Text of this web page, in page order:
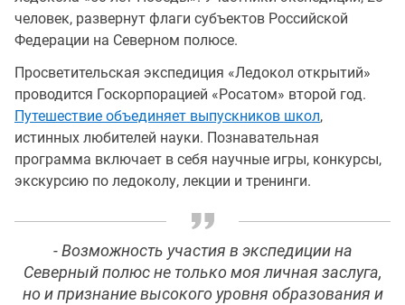
человек, развернут флаги субъектов Российской
Федерации на Северном полюсе.
Просветительская экспедиция «Ледокол открытий»
проводится Госкорпорацией «Росатом» второй год.
Путешествие объединяет выпускников школ,
истинных любителей науки. Познавательная
программа включает в себя научные игры, конкурсы,
экскурсию по ледоколу, лекции и тренинги.
- Возможность участия в экспедиции на
Северный полюс не только моя личная заслуга,
но и признание высокого уровня образования и